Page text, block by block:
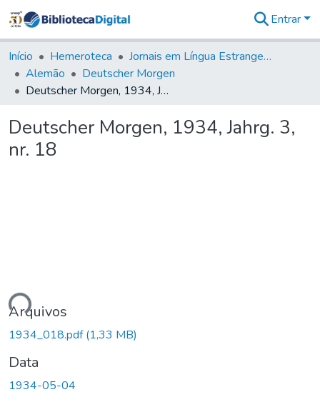
&
Coleções
Tudo na
Biblioteca
Estatísticas
Entrar
Início Hemeroteca
Jornais em Língua Estrangeira
Alemão
Deutscher Morgen
Deutscher Morgen, 1934, Jahrg. 3, nr. 18
Deutscher Morgen, 1934, Jahrg. 3,
nr. 18
Arquivos
1934_018.pdf(1,33 MB)
Data
1934-05-04